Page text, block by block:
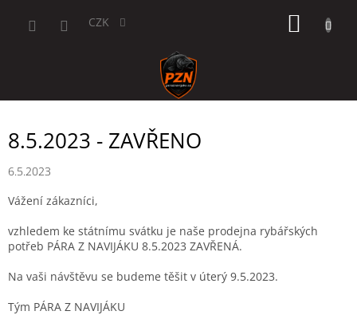
CZK
8.5.2023 - ZAVŘENO
6.5.2023
Vážení zákazníci,
vzhledem ke státnímu svátku je naše prodejna rybářských
potřeb PÁRA Z NAVIJÁKU 8.5.2023 ZAVŘENÁ.
Na vaši návštěvu se budeme těšit v úterý 9.5.2023.
Tým PÁRA Z NAVIJÁKU